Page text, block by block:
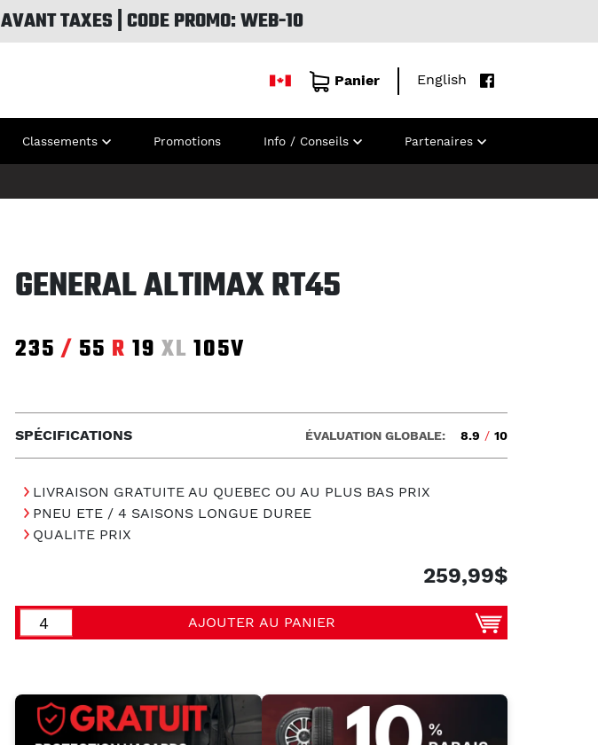
TAXES | CODE PROMO: WEB-10
Panier English
Classements Promotions Info / Conseils Partenaires
GENERAL ALTIMAX RT45
235 / 55 R 19 XL 105V
SPÉCIFICATIONS ÉVALUATION GLOBALE: 8.9 / 10
LIVRAISON GRATUITE AU QUEBEC OU AU PLUS BAS PRIX
PNEU ETE / 4 SAISONS LONGUE DUREE
QUALITE PRIX
259,99$
AJOUTER AU PANIER